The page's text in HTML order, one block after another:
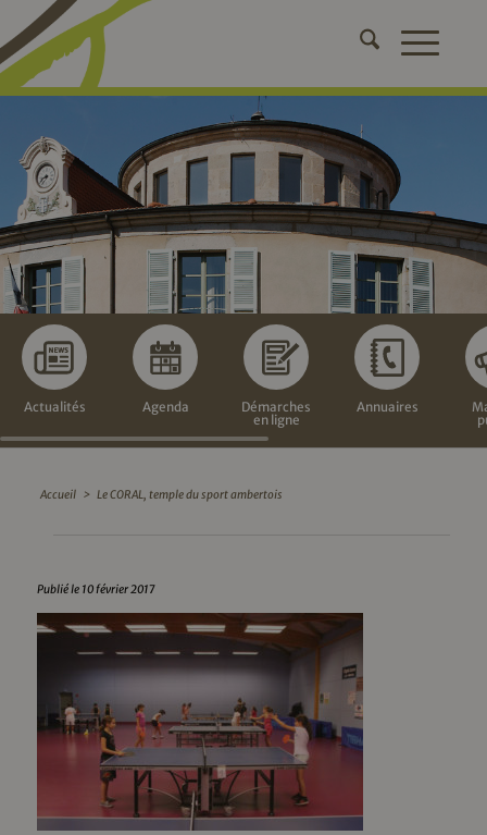
Actualités Agenda
Démarches
en ligne
Annuaires
Accueil > Le CORAL, temple du sport ambertois
Publié le 10 février 2017